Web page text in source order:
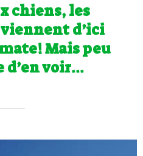
chiens, les
d’ici
Mais peu
d’en voir…